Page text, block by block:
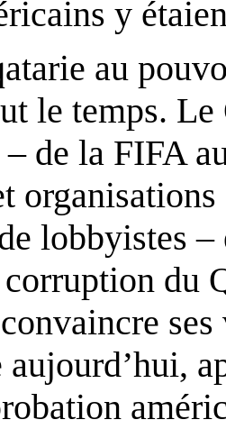
y
au
le temps. Le
– de la FIFA
lobbyistes
du